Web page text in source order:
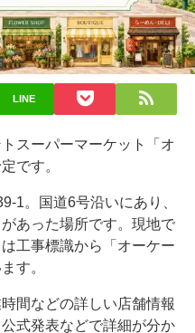
LINE
スーパーマーケット「オ
です。
1。国道6号沿いにあり、
あった場所です。現地で
工事標識から「オーケー
す。
間などの詳しい店舗情報
式発表などで詳細が分か